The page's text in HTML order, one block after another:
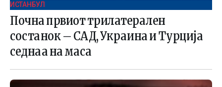
ИСТАНБУЛ
Почна првиот трилатерален
состанок – САД, Украина и Турција
седнаа на маса